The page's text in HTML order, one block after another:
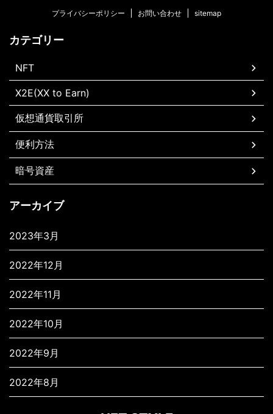
プライバシーポリシー お問い合わせ sitemap
カテゴリー
NFT
X2E(XX to Earn)
仮想通貨取引所
便利方法
暗号資産
アーカイブ
2023年3月
2022年12月
2022年11月
2022年10月
2022年9月
2022年8月